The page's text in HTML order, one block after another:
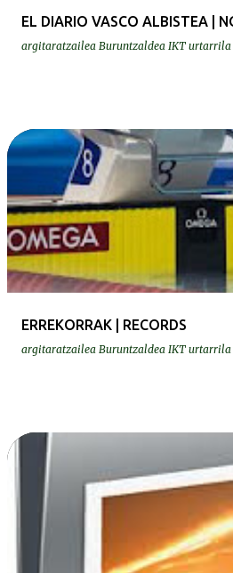
EL DIARIO VASCO ALBISTEA |
argitaratzailea Buruntzaldea IKT urtarrila
ERREKORRAK | RECORDS
argitaratzailea Buruntzaldea IKT urtarrila